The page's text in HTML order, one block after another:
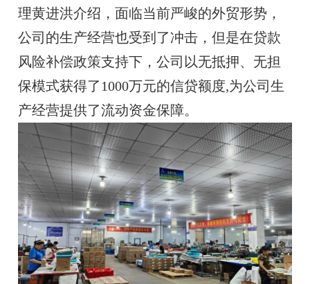
理黄进洪介绍，面临当前严峻的外贸形势，
公司的生产经营也受到了冲击，但是在贷款
风险补偿政策支持下，公司以无抵押、无担
保模式获得了1000万元的信贷额度,为公司生
产经营提供了流动资金保障。